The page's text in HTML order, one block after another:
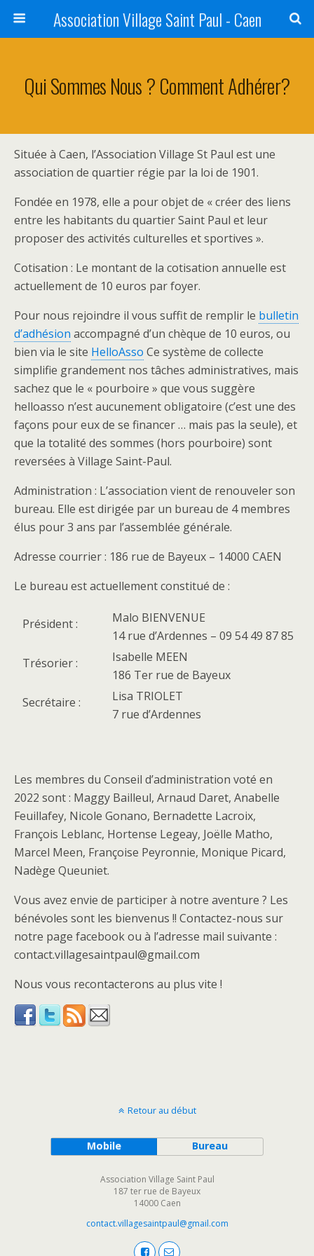
Association Village Saint Paul - Caen
Qui Sommes Nous ? Comment Adhérer?
Située à Caen, l’Association Village St Paul est une
association de quartier régie par la loi de 1901.
Fondée en 1978, elle a pour objet de « créer des liens
entre les habitants du quartier Saint Paul et leur
proposer des activités culturelles et sportives ».
Cotisation : Le montant de la cotisation annuelle est
actuellement de 10 euros par foyer.
Pour nous rejoindre il vous suffit de remplir le bulletin
d’adhésion accompagné d’un chèque de 10 euros, ou
bien via le site HelloAsso Ce système de collecte
simplifie grandement nos tâches administratives, mais
sachez que le « pourboire » que vous suggère
helloasso n’est aucunement obligatoire (c’est une des
façons pour eux de se financer … mais pas la seule), et
que la totalité des sommes (hors pourboire) sont
reversées à Village Saint-Paul.
Administration : L’association vient de renouveler son
bureau. Elle est dirigée par un bureau de 4 membres
élus pour 3 ans par l’assemblée générale.
Adresse courrier : 186 rue de Bayeux – 14000 CAEN
Le bureau est actuellement constitué de :
Président :
Malo BIENVENUE
14 rue d’Ardennes – 09 54 49 87 85
Trésorier :
Isabelle MEEN
186 Ter rue de Bayeux
Secrétaire :
Lisa TRIOLET
7 rue d’Ardennes
Les membres du Conseil d’administration voté en
2022 sont : Maggy Bailleul, Arnaud Daret, Anabelle
Feuillafey, Nicole Gonano, Bernadette Lacroix,
François Leblanc, Hortense Legeay, Joëlle Matho,
Marcel Meen, Françoise Peyronnie, Monique Picard,
Nadège Queuniet.
Vous avez envie de participer à notre aventure ? Les
bénévoles sont les bienvenus !! Contactez-nous sur
notre page facebook ou à l’adresse mail suivante :
contact.villagesaintpaul@gmail.com
Nous vous recontacterons au plus vite !
Retour au début
Mobile Bureau
Association Village Saint Paul
187 ter rue de Bayeux
14000 Caen
contact.villagesaintpaul@gmail.com